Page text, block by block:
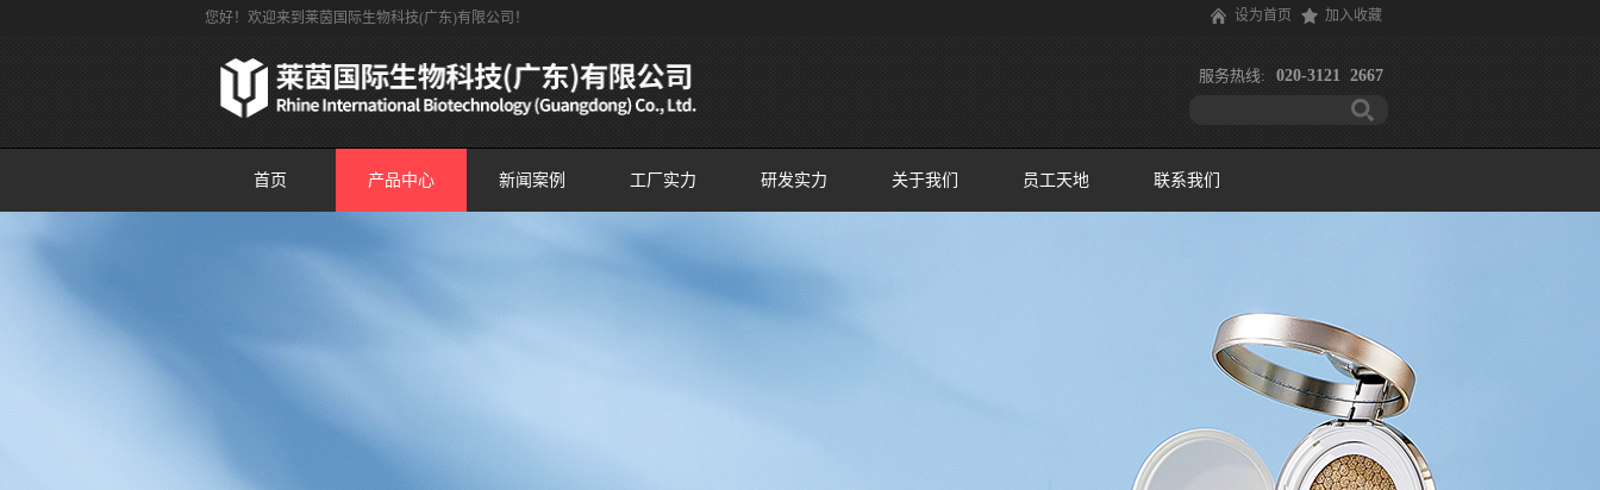
您好！欢迎来到莱茵国际生物科技(广东)有限公司！ 设为首页 加入收藏
服务热线: 020-3121 2667
首页 产品中心 新闻案例 工厂实力 研发实力 关于我们 员工天地 联系我们